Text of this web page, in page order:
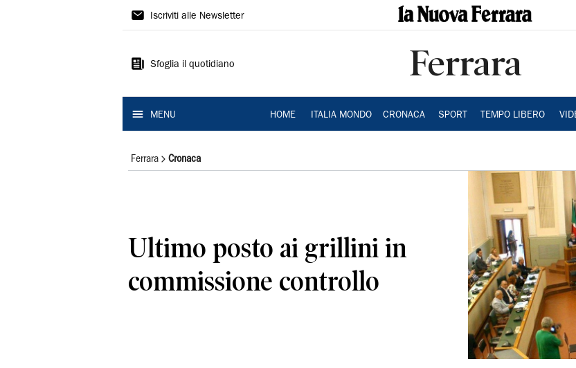
La
Ferrara
Iscriviti alle Newsletter
Sfoglia il quotidiano Ferrara
MENU HOME ITALIA MONDO CRONACA SPORT TEMPO LIBERO
Ferrara Cronaca
Ultimo posto ai grillini in
commissione controllo